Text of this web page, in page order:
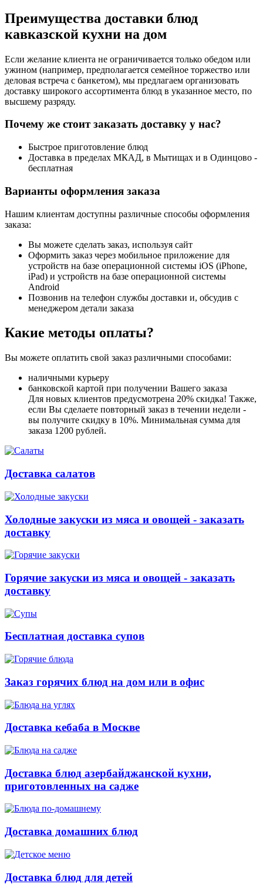
Преимущества доставки блюд
кавказской кухни на дом
Если желание клиента не ограничивается только обедом или
ужином (например, предполагается семейное торжество или
деловая встреча с банкетом), мы предлагаем организовать
доставку широкого ассортимента блюд в указанное место, по
высшему разряду.
Почему же стоит заказать доставку у нас?
Быстрое приготовление блюд
Доставка в пределах МКАД, в Мытищах и в Одинцово -
бесплатная
Варианты оформления заказа
Нашим клиентам доступны различные способы оформления
заказа:
Вы можете сделать заказ, используя сайт
Оформить заказ через мобильное приложение для
устройств на базе операционной системы iOS (iPhone,
iPad) и устройств на базе операционной системы
Android
Позвонив на телефон службы доставки и, обсудив с
менеджером детали заказа
Какие методы оплаты?
Вы можете оплатить свой заказ различными способами:
наличными курьеру
банковской картой при получении Вашего заказа
Для новых клиентов предусмотрена 20% скидка! Также,
если Вы сделаете повторный заказ в течении недели -
вы получите скидку в 10%. Минимальная сумма для
заказа 1200 рублей.
Доставка салатов
Холодные закуски из мяса и овощей - заказать
доставку
Горячие закуски из мяса и овощей - заказать
доставку
Бесплатная доставка супов
Заказ горячих блюд на дом или в офис
Доставка кебаба в Москве
Доставка блюд азербайджанской кухни,
приготовленных на садже
Доставка домашних блюд
Доставка блюд для детей